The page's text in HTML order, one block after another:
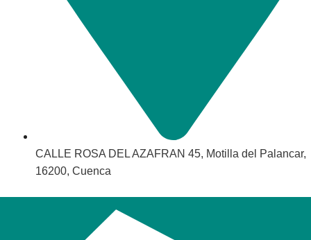
CALLE ROSA DEL AZAFRAN 45, Motilla del Palancar,
16200, Cuenca